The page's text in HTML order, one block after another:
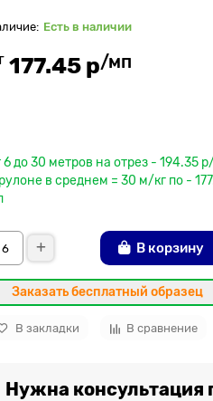
Есть в наличии
177.45 р/мп
6 до 30 метров на отрез - 194.35
в среднем = 30 м/кг по -
В корзину
Заказать бесплатный образец
В закладки В сравнение
Нужна консультация